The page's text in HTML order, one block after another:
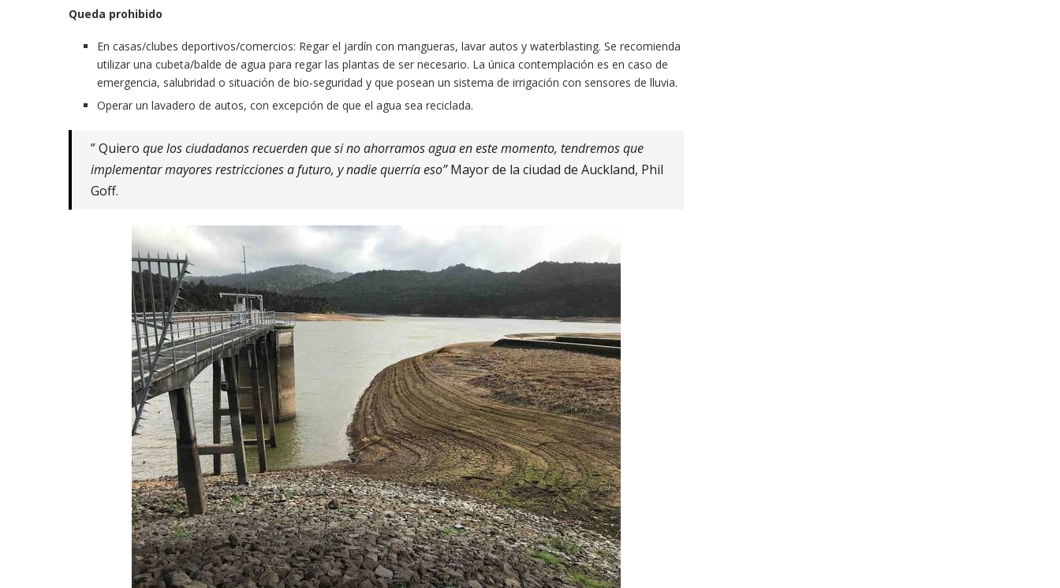
Queda prohibido
En casas/clubes deportivos/comercios: Regar el jardín con mangueras, lavar autos y waterblasting. Se recomienda
utilizar una cubeta/balde de agua para regar las plantas de ser necesario. La única contemplación es en caso de
emergencia, salubridad o situación de bio-seguridad y que posean un sistema de irrigación con sensores de lluvia.
Operar un lavadero de autos, con excepción de que el agua sea reciclada.
” Quiero que los ciudadanos recuerden que si no ahorramos agua en este momento, tendremos que
implementar mayores restricciones a futuro, y nadie querría eso”Mayor de la ciudad de Auckland, Phil
Goff.